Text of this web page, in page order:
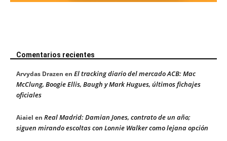
Comentarios recientes
Arvydas Drazen en El tracking diario del mercado ACB: Mac
McClung, Boogie Ellis, Baugh y Mark Hugues, últimos fichajes
oficiales
Aiaiel en Real Madrid: Damian Jones, contrato de un año;
siguen mirando escoltas con Lonnie Walker como lejana opción